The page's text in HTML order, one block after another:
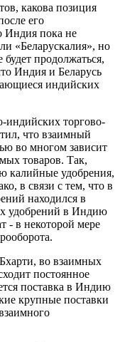
какова позиция
его
Индия пока не
«Беларускалия», но
будет продолжаться,
Индия и Беларусь
индийских
индийских торгово-
что взаимный
во многом зависит
товаров. Так,
калийные удобрения,
в связи с тем, что в
находился в
удобрений в Индию
- в некоторой мере
во взаимных
постоянное
поставка в Индию
крупные поставки